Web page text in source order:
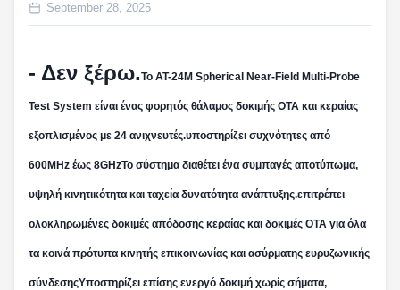
September 28, 2025
- Δεν ξέρω.Το AT-24M Spherical Near-Field Multi-Probe
Test System είναι ένας φορητός θάλαμος δοκιμής OTA και κεραίας
εξοπλισμένος με 24 ανιχνευτές.υποστηρίζει συχνότητες από
600MHz έως 8GHzΤο σύστημα διαθέτει ένα συμπαγές αποτύπωμα,
υψηλή κινητικότητα και ταχεία δυνατότητα ανάπτυξης.επιτρέπει
ολοκληρωμένες δοκιμές απόδοσης κεραίας και δοκιμές OTA για όλα
τα κοινά πρότυπα κινητής επικοινωνίας και ασύρματης ευρυζωνικής
σύνδεσηςΥποστηρίζει επίσης ενεργό δοκιμή χωρίς σήματα,